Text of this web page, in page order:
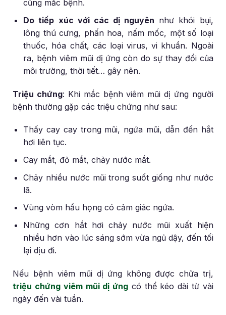
cũng mắc bệnh.
Do tiếp xúc với các dị nguyên như khói bụi,
lông thú cưng, phấn hoa, nấm mốc, một số loại
thuốc, hóa chất, các loại virus, vi khuẩn. Ngoài
ra, bệnh viêm mũi dị ứng còn do sự thay đổi của
môi trường, thời tiết… gây nên.
Triệu chứng: Khi mắc bệnh viêm mũi dị ứng người
bệnh thường gặp các triệu chứng như sau:
Thấy cay cay trong mũi, ngứa mũi, dẫn đến hắt
hơi liên tục.
Cay mắt, đỏ mắt, chảy nước mắt.
Chảy nhiều nước mũi trong suốt giống như nước
lã.
Vùng vòm hầu họng có cảm giác ngứa.
Những cơn hắt hơi chảy nước mũi xuất hiện
nhiều hơn vào lúc sáng sớm vừa ngủ dậy, đến tối
lại dịu đi.
Nếu bệnh viêm mũi dị ứng không được chữa trị,
triệu chứng viêm mũi dị ứng có thể kéo dài từ vài
ngày đến vài tuần.